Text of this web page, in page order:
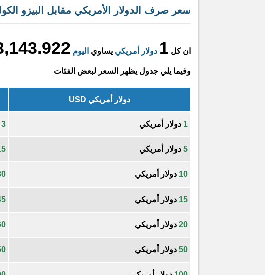
سعر صرف الدولار الأمريكي مقابل البيزو
ان كل 1 دولار أمريكي يساوي اليوم
وفيما يلي جدول يظهر السعر لبعض الفئات
دولار أمريكي USD
1 دولار أمريكي 3
5 دولار أمريكي
10 دولار أمريكي
15 دولار أمريكي
20 دولار أمريكي
50 دولار أمريكي